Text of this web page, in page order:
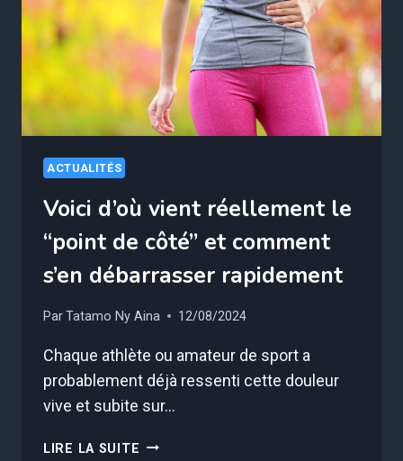
ACTUALITÉS
Voici d’où vient réellement le
“point de côté” et comment
s’en débarrasser rapidement
ParTatamo Ny Aina 12/08/2024
Chaque athlète ou amateur de sport a
probablement déjà ressenti cette douleur
vive et subite sur…
LIRE LA SUITE VOICI